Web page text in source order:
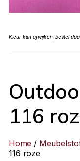
Kleur kan afwijken, bestel
116
Home /
116 roze